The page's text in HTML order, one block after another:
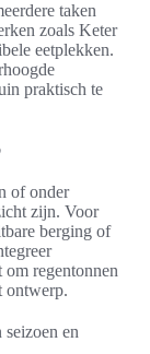
taken
zoals Keter
eetplekken.
praktisch te
of onder
zijn. Voor
berging of
regentonnen
ontwerp.
en